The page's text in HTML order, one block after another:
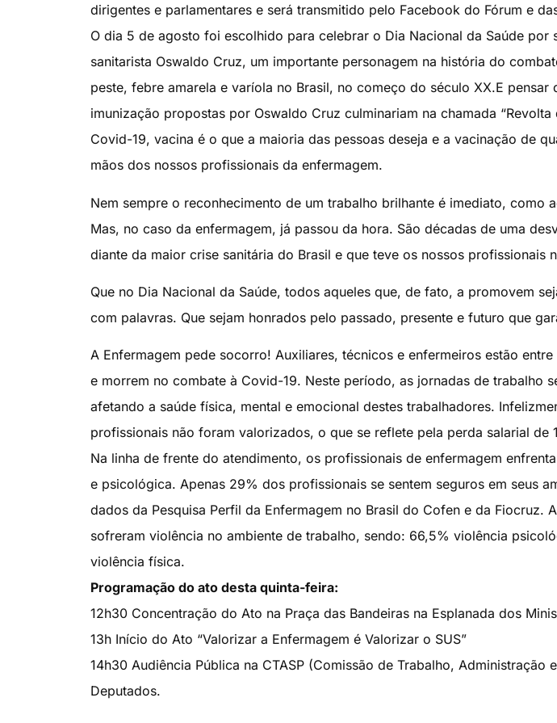
dirigentes e parlamentares e será transmitido pelo Facebook do Fórum e
O dia 5 de agosto foi escolhido para celebrar o Dia Nacional da Saúde por
sanitarista Oswaldo Cruz, um importante personagem na história do
peste, febre amarela e varíola no Brasil, no começo do século XX.E pensar
imunização propostas por Oswaldo Cruz culminariam na chamada “Revolta
Covid-19, vacina é o que a maioria das pessoas deseja e a vacinação de
mãos dos nossos profissionais da enfermagem.
Nem sempre o reconhecimento de um trabalho brilhante é imediato, como
Mas, no caso da enfermagem, já passou da hora. São décadas de uma
diante da maior crise sanitária do Brasil e que teve os nossos profissionais
Que no Dia Nacional da Saúde, todos aqueles que, de fato, a promovem
com palavras. Que sejam honrados pelo passado, presente e futuro que
A Enfermagem pede socorro! Auxiliares, técnicos e enfermeiros estão
e morrem no combate à Covid-19. Neste período, as jornadas de trabalho
afetando a saúde física, mental e emocional destes trabalhadores.
profissionais não foram valorizados, o que se reflete pela perda salarial de
Na linha de frente do atendimento, os profissionais de enfermagem
e psicológica. Apenas 29% dos profissionais se sentem seguros em seus
dados da Pesquisa Perfil da Enfermagem no Brasil do Cofen e da Fiocruz.
sofreram violência no ambiente de trabalho, sendo: 66,5% violência
violência física.
Programação do ato desta quinta-feira:
12h30 Concentração do Ato na Praça das Bandeiras na Esplanada dos
13h Início do Ato “Valorizar a Enfermagem é Valorizar o SUS”
14h30 Audiência Pública na CTASP (Comissão de Trabalho, Administração
Deputados.